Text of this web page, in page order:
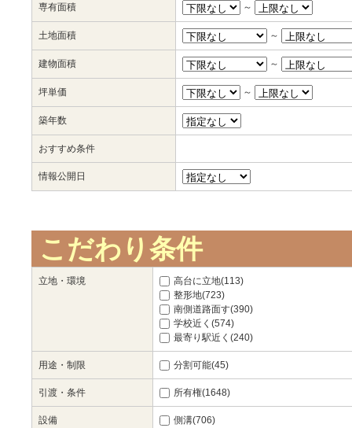
専有面積 ～
土地面積 ～
建物面積 ～
坪単価 ～
築年数
おすすめ条件
情報公開日
こだわり条件
立地・環境
高台に立地(113)
整形地(723)
南側道路面す(390)
学校近く(574)
最寄り駅近く(240)
用途・制限 分割可能(45)
引渡・条件 所有権(1648)
設備
側溝(706)